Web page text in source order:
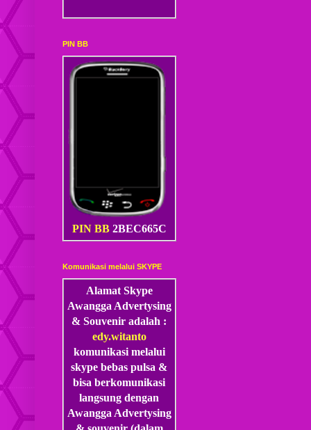
PIN BB
PIN BB 2BEC665C
Komunikasi melalui SKYPE
Alamat Skype
Awangga Advertysing
& Souvenir adalah :
edy.witanto
komunikasi melalui
skype bebas pulsa &
bisa berkomunikasi
langsung dengan
Awangga Advertysing